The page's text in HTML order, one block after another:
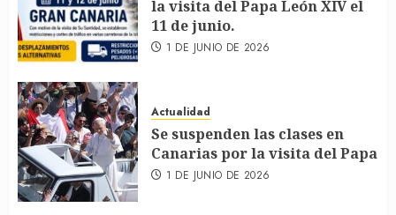
la visita del Papa León XIV el
11 de junio.
1 DE JUNIO DE 2026
Actualidad
Se suspenden las clases en
Canarias por la visita del Papa
1 DE JUNIO DE 2026